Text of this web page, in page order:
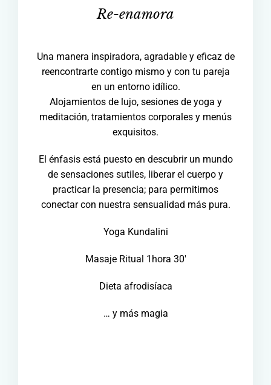
Re-enamora
Una manera inspiradora, agradable y eficaz de
reencontrarte contigo mismo y con tu pareja
en un entorno idílico.
Alojamientos de lujo, sesiones de yoga y
meditación, tratamientos corporales y menús
exquisitos.
El énfasis está puesto en descubrir un mundo
de sensaciones sutiles, liberar el cuerpo y
practicar la presencia; para permitirnos
conectar con nuestra sensualidad más pura.
Yoga Kundalini
Masaje Ritual 1hora 30′
Dieta afrodisíaca
… y más magia